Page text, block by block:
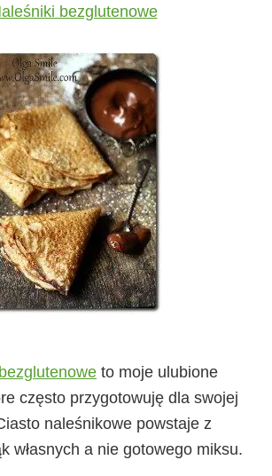
bezglutenowe
to moje ulubione
często przygotowuję dla swojej
naleśnikowe powstaje z
własnych a nie gotowego miksu.